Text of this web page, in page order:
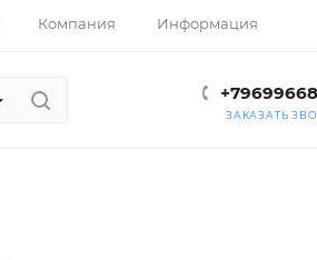
Компания Информация
ЗАКАЗАТЬ